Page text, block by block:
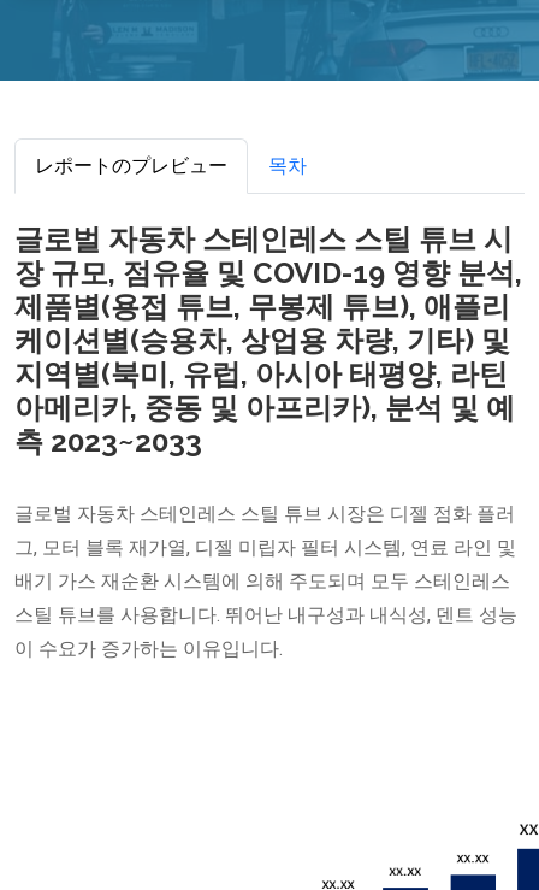
レポートのプレビュー 목차
글로벌 자동차 스테인레스 스틸 튜브 시
장 규모, 점유율 및 COVID-19 영향 분석,
제품별(용접 튜브, 무봉제 튜브), 애플리
케이션별(승용차, 상업용 차량, 기타) 및
지역별(북미, 유럽, 아시아 태평양, 라틴
아메리카, 중동 및 아프리카), 분석 및 예
측 2023~2033
글로벌 자동차 스테인레스 스틸 튜브 시장은 디젤 점화 플러
그, 모터 블록 재가열, 디젤 미립자 필터 시스템, 연료 라인 및
배기 가스 재순환 시스템에 의해 주도되며 모두 스테인레스
스틸 튜브를 사용합니다. 뛰어난 내구성과 내식성, 덴트 성능
이 수요가 증가하는 이유입니다.